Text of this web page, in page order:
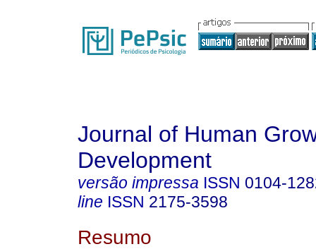
Journal of Human
Development
versão impressa ISSN 0104-
line ISSN 2175-3598
Resumo